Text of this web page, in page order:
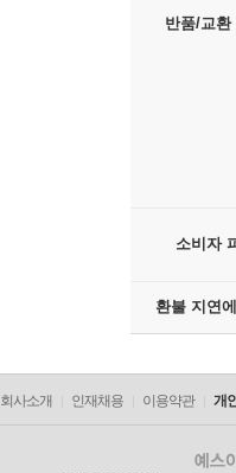
반품/교환
소비자
환불 지연
회사소개 인재채용 이용약관 개